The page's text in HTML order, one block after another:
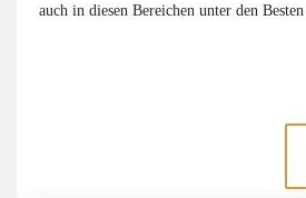
auch in diesen Bereichen unter den Besten